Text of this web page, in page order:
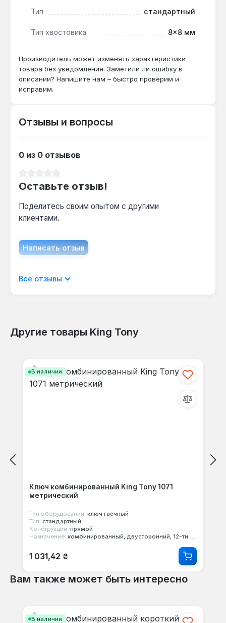
Подходит ли для работы с крепежом в
Да — угол наклона 13° и длина 125 мм
коллектора и корпуса термостата, где
пространство ограничено.
Двутавровый профиль снижает вес на 20%
гранный профиль уменьшает риск срыва
Тип стандартный
Тип хвостовика 8×8 мм
Производитель может изменять характеристики
товара без уведомления. Заметили ли ошибку в
описании? Напишите нам – быстро проверим и
исправим.
Отзывы и вопросы
0 из 0 отзывов
Оставьте отзыв!
Поделитесь своим опытом с другими
клиентами.
Написать отзыв
Отображать отзывы только на текущем
Все отзывы
Другие товары King Tony
В наличии
Ключ комбинированный King Tony 1071
метрический
Тип оборудования: ключ гаечный
Тип: стандартный
Конструкция: прямой
Назначение: комбинированный, двусторонний, 12-ти гранный
Обычная цена:
1 031,42 ₴
Вам также может быть интересно
В наличии